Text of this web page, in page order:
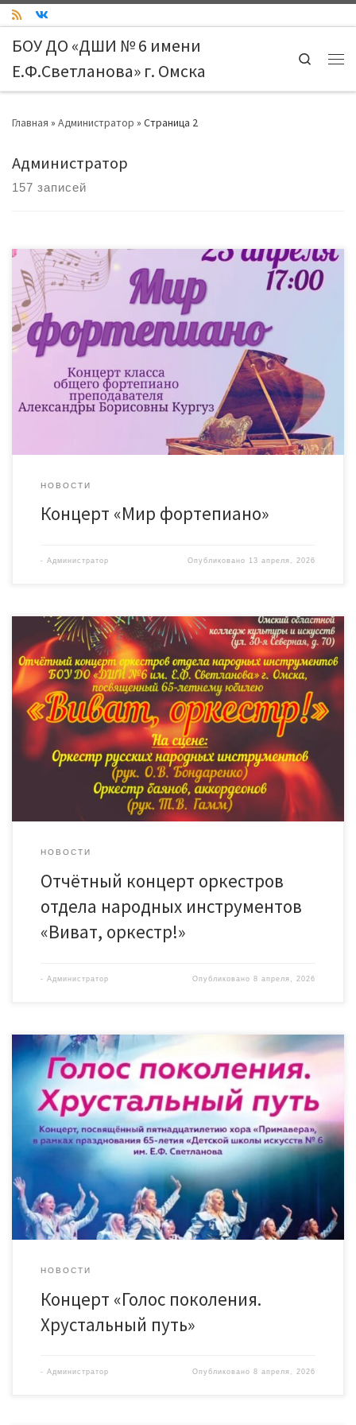
Skip to content
БОУ ДО «ДШИ № 6 имени
Е.Ф.Светланова» г. Омска
Search
Главная » Администратор » Страница 2
Администратор
157 записей
НОВОСТИ
Концерт «Мир фортепиано»
- Администратор Опубликовано 13 апреля, 2026
НОВОСТИ
Отчётный концерт оркестров
отдела народных инструментов
«Виват, оркестр!»
- Администратор Опубликовано8 апреля, 2026
НОВОСТИ
Концерт «Голос поколения.
Хрустальный путь»
- Администратор Опубликовано8 апреля, 2026